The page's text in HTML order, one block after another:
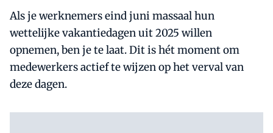
Als je werknemers eind juni massaal hun
wettelijke vakantiedagen uit 2025 willen
opnemen, ben je te laat. Dit is hét moment om
medewerkers actief te wijzen op het verval van
deze dagen.